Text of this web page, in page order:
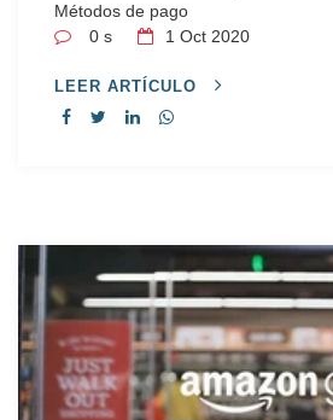
Métodos de pago
0 s
1 Oct 2020
LEER ARTÍCULO